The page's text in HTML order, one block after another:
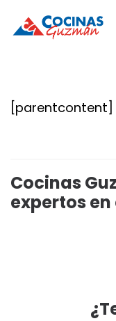
[parentcontent]
Cocinas
expertos